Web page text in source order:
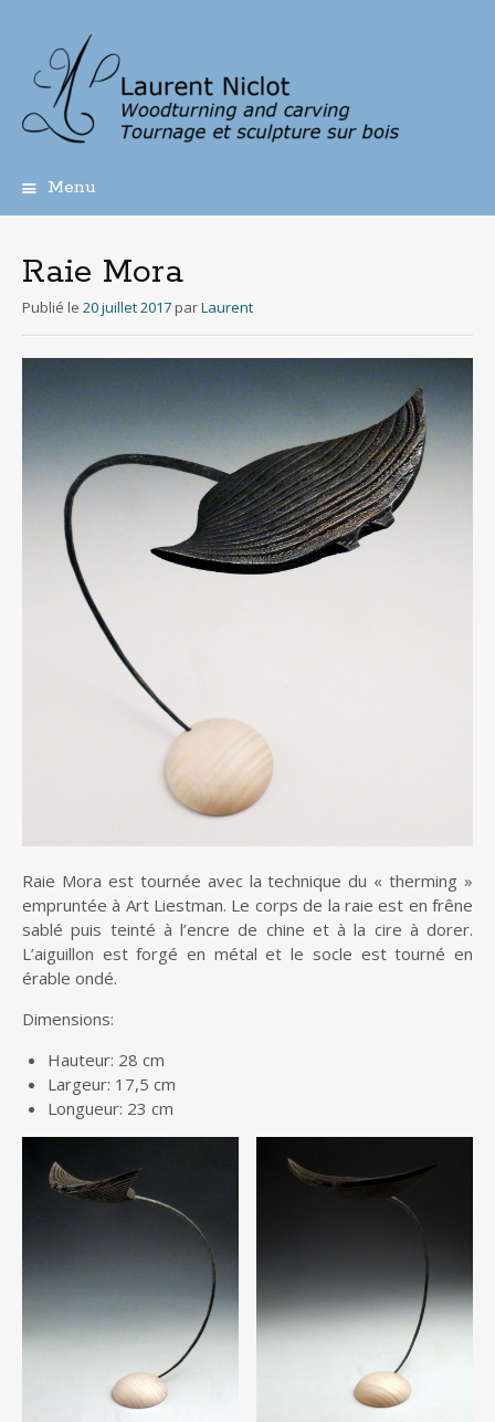
Menu
principal
Raie Mora
Publié le 20 juillet 2017 parLaurent
Raie Mora est tournée avec la technique du « therming »
empruntée à Art Liestman. Le corps de la raie est en frêne
sablé puis teinté à l’encre de chine et à la cire à dorer.
L’aiguillon est forgé en métal et le socle est tourné en
érable ondé.
Dimensions:
Hauteur: 28 cm
Largeur: 17,5 cm
Longueur: 23 cm